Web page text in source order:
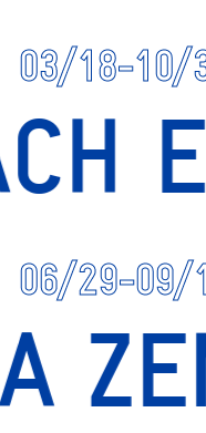
03/18-10/
06/29-09/